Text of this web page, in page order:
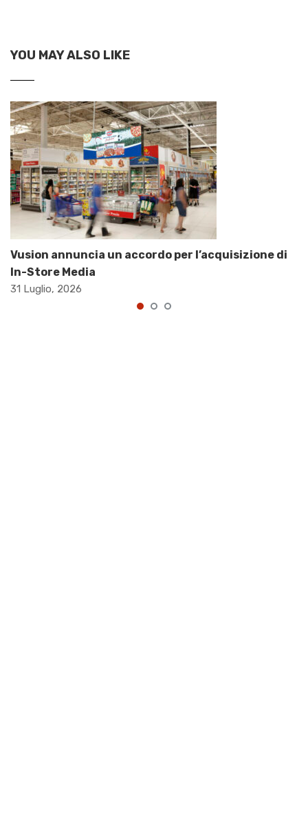
YOU MAY ALSO LIKE
Vusion annuncia un accordo per l’acquisizione di
In-Store Media
31 Luglio, 2026